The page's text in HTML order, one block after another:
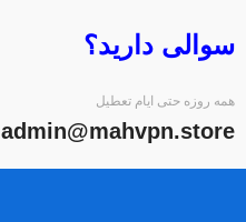
سوالی دارید؟
همه روزه حتی ایام تعطیل
admin@mahvpn.store